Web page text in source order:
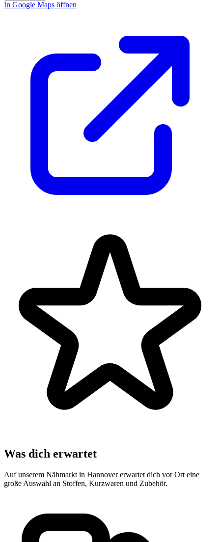
In Google Maps öffnen
Was dich erwartet
Auf unserem Nähmarkt in Hannover erwartet dich vor Ort eine
große Auswahl an Stoffen, Kurzwaren und Zubehör.